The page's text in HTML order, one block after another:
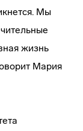
Мы
жизнь
Мария